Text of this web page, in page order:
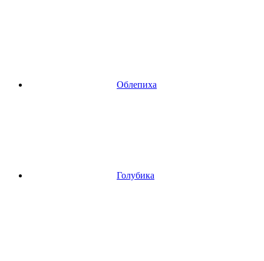
Облепиха
Голубика